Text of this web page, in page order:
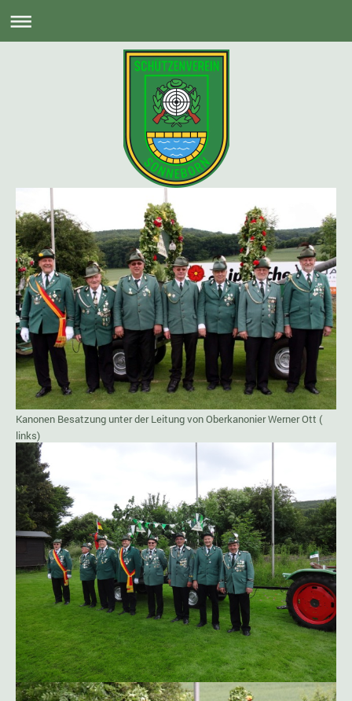
Kanonen Besatzung unter der Leitung von Oberkanonier Werner Ott (
links)